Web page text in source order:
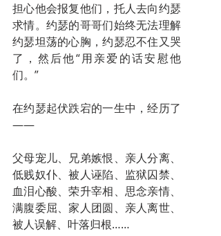
担心他会报复他们，托人去向约瑟
求情。约瑟的哥哥们始终无法理解
约瑟坦荡的心胸，约瑟忍不住又哭
了，然后他“用亲爱的话安慰他
们。”
在约瑟起伏跌宕的一生中，经历了
——
父母宠儿、兄弟嫉恨、亲人分离、
低贱奴仆、被人诬陷、监狱囚禁、
血泪心酸、荣升宰相、思念亲情、
满腹委屈、家人团圆、亲人离世、
被人误解、叶落归根……